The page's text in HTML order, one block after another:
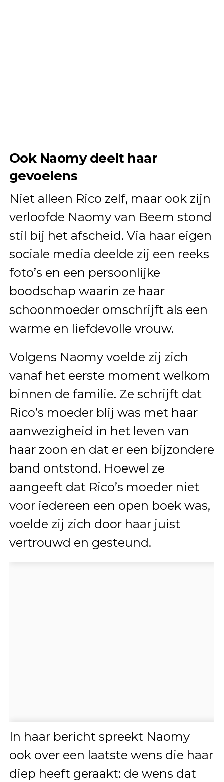
Ook Naomy deelt haar
gevoelens
Niet alleen Rico zelf, maar ook zijn
verloofde Naomy van Beem stond
stil bij het afscheid. Via haar eigen
sociale media deelde zij een reeks
foto’s en een persoonlijke
boodschap waarin ze haar
schoonmoeder omschrijft als een
warme en liefdevolle vrouw.
Volgens Naomy voelde zij zich
vanaf het eerste moment welkom
binnen de familie. Ze schrijft dat
Rico’s moeder blij was met haar
aanwezigheid in het leven van
haar zoon en dat er een bijzondere
band ontstond. Hoewel ze
aangeeft dat Rico’s moeder niet
voor iedereen een open boek was,
voelde zij zich door haar juist
vertrouwd en gesteund.
In haar bericht spreekt Naomy
ook over een laatste wens die haar
diep heeft geraakt: de wens dat